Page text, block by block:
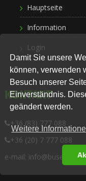
Damit Sie unsere
können, verwenden
Besuch unserer
Einverständnis.
geändert werden.
Weitere
Hauptseite
Information
Login
KONTAKT
+36 (83) 777 088
+36 (20) 7 777 088
e-mail: